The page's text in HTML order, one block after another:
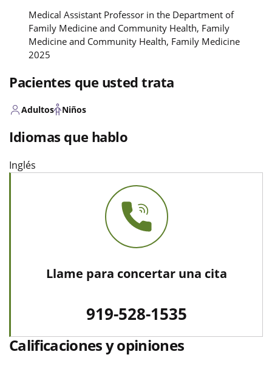
Medical Assistant Professor in the Department of
Family Medicine and Community Health, Family
Medicine and Community Health, Family Medicine
2025
Pacientes que usted trata
Adultos Niños
Idiomas que hablo
Inglés
Llame para concertar una cita
919-528-1535
Calificaciones y opiniones